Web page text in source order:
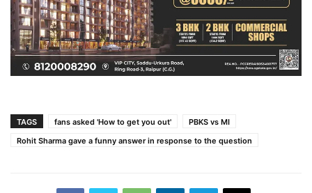
TAGS fans asked 'How to get you out'
PBKS vs MI
Rohit Sharma gave a funny answer in response to the question